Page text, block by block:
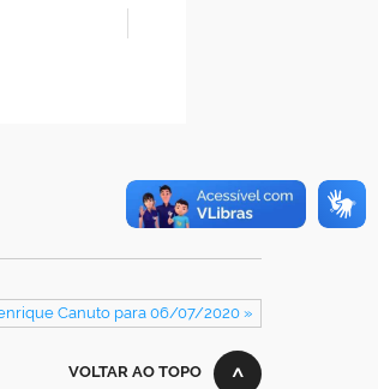
Canuto para 06/07/2020 »
VOLTAR AO TOPO